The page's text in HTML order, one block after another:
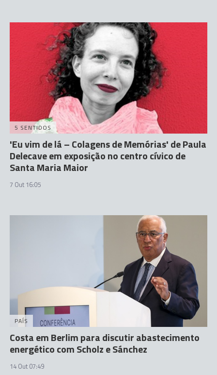
5 SENTIDOS
'Eu vim de lá – Colagens de Memórias' de Paula
Delecave em exposição no centro cívico de
Santa Maria Maior
7 Out 16:05
PAÍS
Costa em Berlim para discutir abastecimento
energético com Scholz e Sánchez
14 Out 07:49